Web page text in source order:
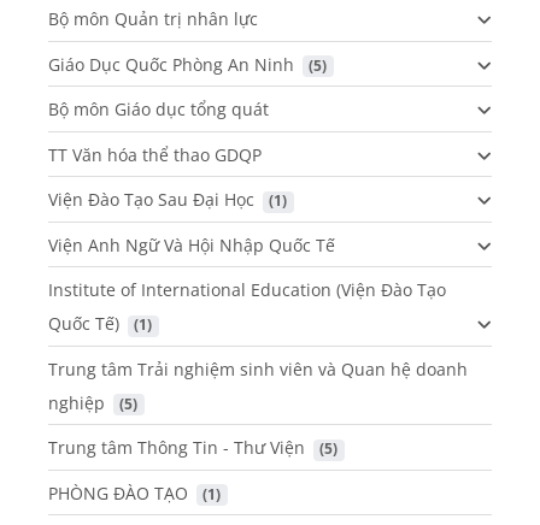
Bộ môn Quản trị nhân lực
Giáo Dục Quốc Phòng An Ninh
(5)
Bộ môn Giáo dục tổng quát
TT Văn hóa thể thao GDQP
Viện Đào Tạo Sau Đại Học
(1)
Viện Anh Ngữ Và Hội Nhập Quốc Tế
Institute of International Education (Viện Đào Tạo
Quốc Tế)
(1)
Trung tâm Trải nghiệm sinh viên và Quan hệ doanh
nghiệp
(5)
Trung tâm Thông Tin - Thư Viện (5)
PHÒNG ĐÀO TẠO (1)